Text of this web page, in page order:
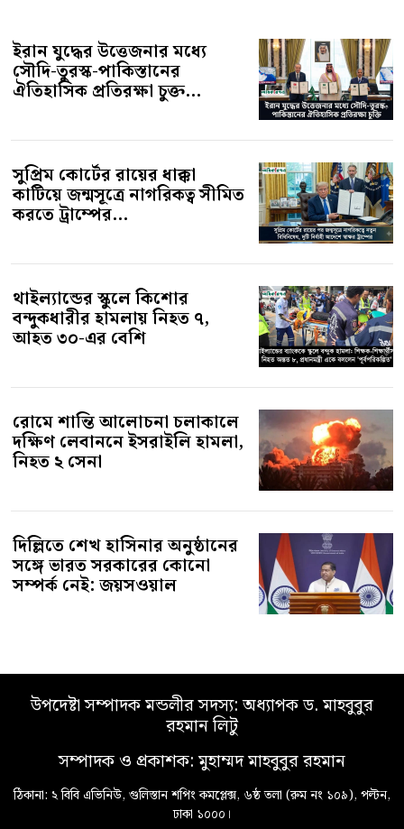
ইরান যুদ্ধের উত্তেজনার মধ্যে
সৌদি-তুরস্ক-পাকিস্তানের
ঐতিহাসিক প্রতিরক্ষা চুক্ত...
সুপ্রিম কোর্টের রায়ের ধাক্কা
কাটিয়ে জন্মসূত্রে নাগরিকত্ব সীমিত
করতে ট্রাম্পের...
থাইল্যান্ডের স্কুলে কিশোর
বন্দুকধারীর হামলায় নিহত ৭,
আহত ৩০-এর বেশি
রোমে শান্তি আলোচনা চলাকালে
দক্ষিণ লেবাননে ইসরাইলি হামলা,
নিহত ২ সেনা
দিল্লিতে শেখ হাসিনার অনুষ্ঠানের
সঙ্গে ভারত সরকারের কোনো
সম্পর্ক নেই: জয়সওয়াল
উপদেষ্টা সম্পাদক মন্ডলীর সদস্য: অধ্যাপক ড. মাহবুবুর
রহমান লিটু
সম্পাদক ও প্রকাশক: মুহাম্মদ মাহবুবুর রহমান
ঠিকানা: ২ বিবি এভিনিউ, গুলিস্তান শপিং কমপ্লেক্স, ৬ষ্ঠ তলা (রুম নং ১০৯), পল্টন,
ঢাকা ১০০০।